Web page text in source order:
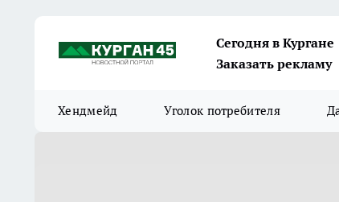
Сегодня в Кургане
Заказать рекламу
Хендмейд Уголок потребителя